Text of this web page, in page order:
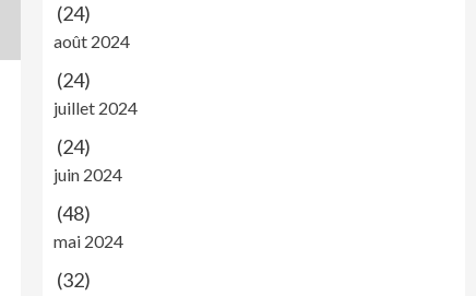
(24)
août 2024
(24)
juillet 2024
(24)
juin 2024
(48)
mai 2024
(32)